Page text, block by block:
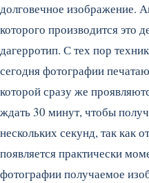
долговечное изображение.
которого производится это
дагерротип. С тех пор
сегодня фотографии
которой сразу же
ждать 30 минут, чтобы
нескольких секунд, так как
появляется практически
фотографии получаемое